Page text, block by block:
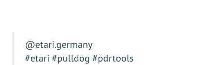
@etari.germany
#etari #pulldog #pdrtools